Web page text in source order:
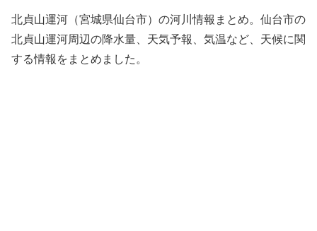
北貞山運河（宮城県仙台市）の河川情報まとめ。仙台市の
北貞山運河周辺の降水量、天気予報、気温など、天候に関
する情報をまとめました。